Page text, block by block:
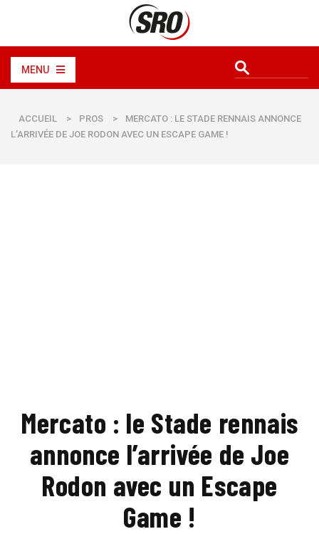
MENU
ACCUEIL > PROS >
MERCATO : LE STADE RENNAIS ANNONCE
L’ARRIVÉE DE JOE RODON AVEC UN ESCAPE GAME !
Mercato : le Stade rennais
annonce l’arrivée de Joe
Rodon avec un Escape
Game !